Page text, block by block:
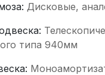
Дисковые,
типа 940мм